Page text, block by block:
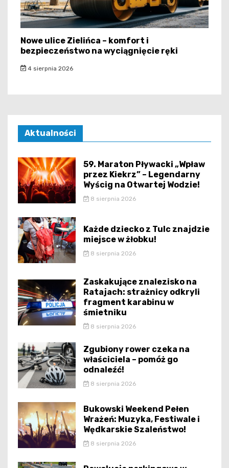
Nowe ulice Zielińca – komfort i
bezpieczeństwo na wyciągnięcie ręki
4 sierpnia 2026
Aktualności
59. Maraton Pływacki „Wpław
przez Kiekrz” – Legendarny
Wyścig na Otwartej Wodzie!
8 sierpnia 2026
Każde dziecko z Tulc znajdzie
miejsce w żłobku!
8 sierpnia 2026
Zaskakujące znalezisko na
Ratajach: strażnicy odkryli
fragment karabinu w
śmietniku
8 sierpnia 2026
Zgubiony rower czeka na
właściciela – pomóż go
odnaleźć!
8 sierpnia 2026
Bukowski Weekend Pełen
Wrażeń: Muzyka, Festiwale i
Wędkarskie Szaleństwo!
8 sierpnia 2026